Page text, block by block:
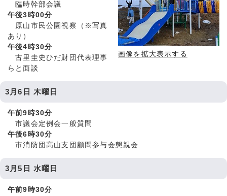
画像を拡大表示する
臨時幹部会議
午後3時00分
原山市民公園視察（※写真
あり）
午後4時30分
古里圭史ひだ財団代表理事
らと面談
3月6日 木曜日
午前9時30分
市議会定例会一般質問
午後6時30分
市消防団高山支団顧問参与会懇親会
3月5日 水曜日
午前9時30分